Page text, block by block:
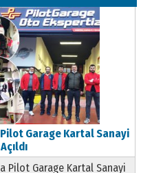
Garage Kartal Sanayi
Garage Kartal Sanayi